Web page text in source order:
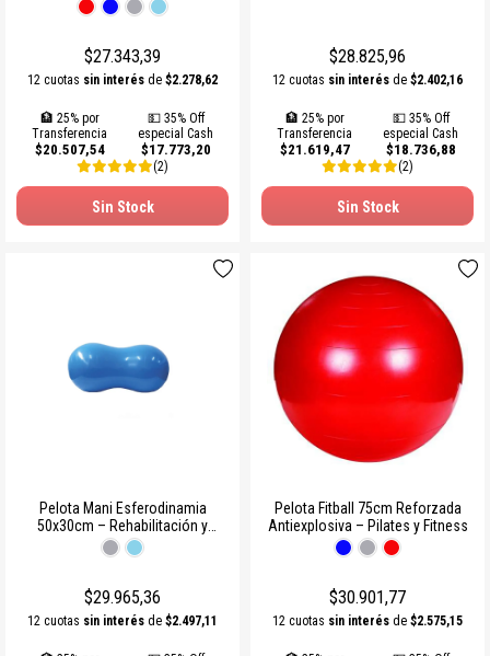
$27.343,39
12 cuotas sin interés de $2.278,62
🏦 25% por
Transferencia
$20.507,54
💵 35% Off
especial Cash
$17.773,20
(2)
Sin Stock
$28.825,96
12 cuotas sin interés de $2.402,16
🏦 25% por
Transferencia
$21.619,47
💵 35% Off
especial Cash
$18.736,88
(2)
Sin Stock
Pelota Mani Esferodinamia
50x30cm – Rehabilitación y
Pilates
$29.965,36
12 cuotas sin interés de $2.497,11
Pelota Fitball 75cm Reforzada
Antiexplosiva – Pilates y Fitness
$30.901,77
12 cuotas sin interés de $2.575,15